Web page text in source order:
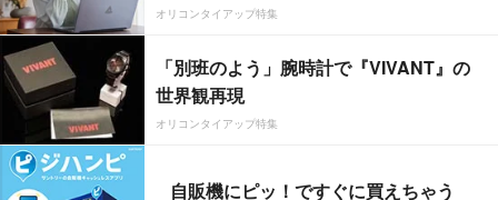
オリコンタイアップ特集
「別班のよう」腕時計で『VIVANT』の
世界観再現
オリコンタイアップ特集
自販機にピッ！ですぐに買えちゃう